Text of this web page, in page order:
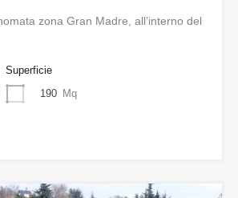
zona Gran Madre, all’interno del
Superficie
190 Mq